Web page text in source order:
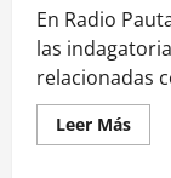
En Radio
las
relacionadas
Leer MásLeer
más